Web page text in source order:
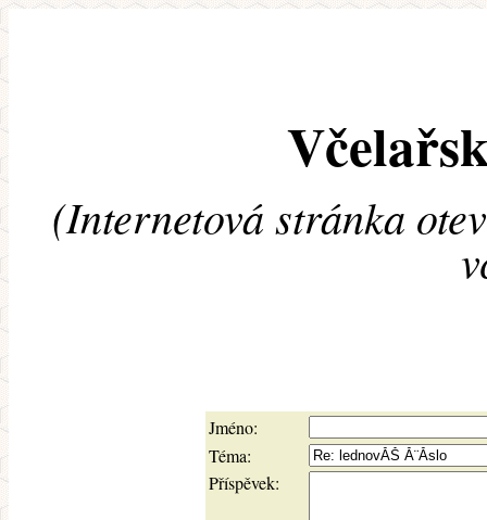
(Internetová stránka
Jméno:
Téma:
Příspěvek: